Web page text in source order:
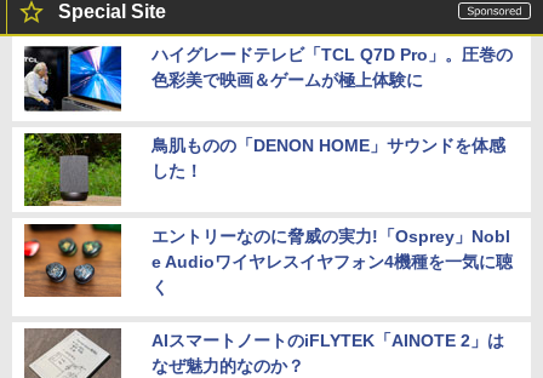
Special Site
ハイグレードテレビ「TCL Q7D Pro」。圧巻の
色彩美で映画＆ゲームが極上体験に
鳥肌ものの「DENON HOME」サウンドを体感
した！
エントリーなのに脅威の実力!「Osprey」Nobl
e Audioワイヤレスイヤフォン4機種を一気に聴
く
AIスマートノートのiFLYTEK「AINOTE 2」は
なぜ魅力的なのか？